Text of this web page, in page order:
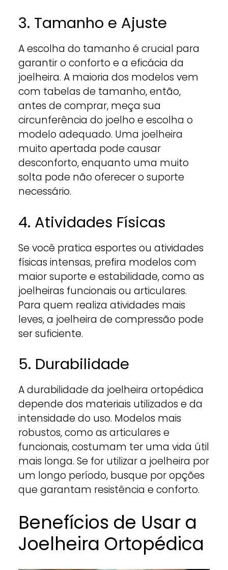
3. Tamanho e Ajuste
A escolha do tamanho é crucial para
garantir o conforto e a eficácia da
joelheira. A maioria dos modelos vem
com tabelas de tamanho, então,
antes de comprar, meça sua
circunferência do joelho e escolha o
modelo adequado. Uma joelheira
muito apertada pode causar
desconforto, enquanto uma muito
solta pode não oferecer o suporte
necessário.
4. Atividades Físicas
Se você pratica esportes ou atividades
físicas intensas, prefira modelos com
maior suporte e estabilidade, como as
joelheiras funcionais ou articulares.
Para quem realiza atividades mais
leves, a joelheira de compressão pode
ser suficiente.
5. Durabilidade
A durabilidade da joelheira ortopédica
depende dos materiais utilizados e da
intensidade do uso. Modelos mais
robustos, como as articulares e
funcionais, costumam ter uma vida útil
mais longa. Se for utilizar a joelheira por
um longo período, busque por opções
que garantam resistência e conforto.
Benefícios de Usar a
Joelheira Ortopédica